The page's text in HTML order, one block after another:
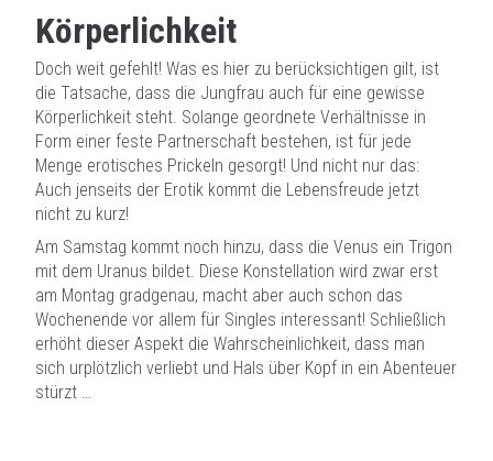
Körperlichkeit
Doch weit gefehlt! Was es hier zu berücksichtigen gilt, ist
die Tatsache, dass die Jungfrau auch für eine gewisse
Körperlichkeit steht. Solange geordnete Verhältnisse in
Form einer feste Partnerschaft bestehen, ist für jede
Menge erotisches Prickeln gesorgt! Und nicht nur das:
Auch jenseits der Erotik kommt die Lebensfreude jetzt
nicht zu kurz!
Am Samstag kommt noch hinzu, dass die Venus ein Trigon
mit dem Uranus bildet. Diese Konstellation wird zwar erst
am Montag gradgenau, macht aber auch schon das
Wochenende vor allem für Singles interessant! Schließlich
erhöht dieser Aspekt die Wahrscheinlichkeit, dass man
sich urplötzlich verliebt und Hals über Kopf in ein Abenteuer
stürzt …